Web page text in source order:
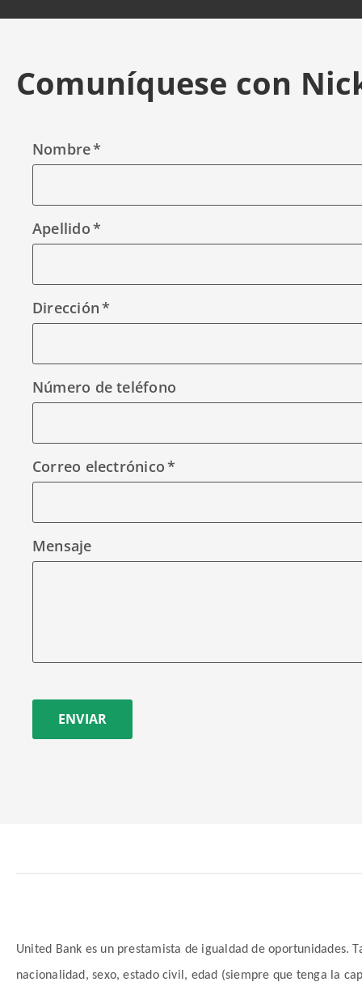
Comuníquese con
Nombre
Apellido
Dirección
Número de teléfono
Correo electrónico
Mensaje
ENVIAR
United Bank es un prestamista de igualdad de
nacionalidad, sexo, estado civil, edad (siempre que tenga la